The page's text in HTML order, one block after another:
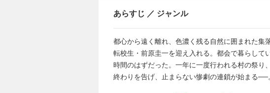
あらすじ ／ ジャンル
都心から遠く離れ、色濃く残る自然に囲まれた集
転校生・前原圭一を迎え入れる。都会で暮らして
時間のはずだった。一年に一度行われる村の祭
終わりを告げ、止まらない惨劇の連鎖が始まる──